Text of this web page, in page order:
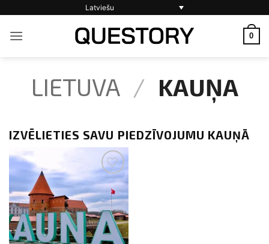
content
Latviešu
0
LIETUVA / KAUŅA
IZVĒLIETIES SAVU PIEDZĪVOJUMU KAUŅĀ